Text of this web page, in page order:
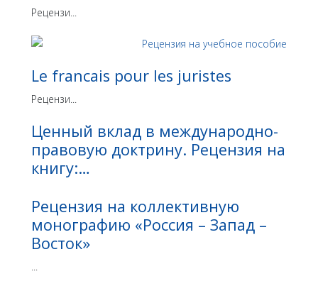
Рецензи...
Le franсais pour les juristes
Рецензи...
Ценный вклад в международно-
правовую доктрину. Рецензия на
книгу:…
Рецензия на коллективную
монографию «Россия – Запад –
Восток»
...